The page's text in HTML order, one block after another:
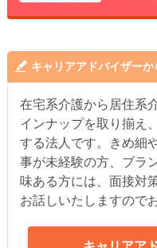
キャリアアドバイザーか
在宅系介護から居住系
インナップを取り揃え
する法人です。きめ細
事が未経験の方、ブラ
味ある方には、面接対
お話しいたしますので